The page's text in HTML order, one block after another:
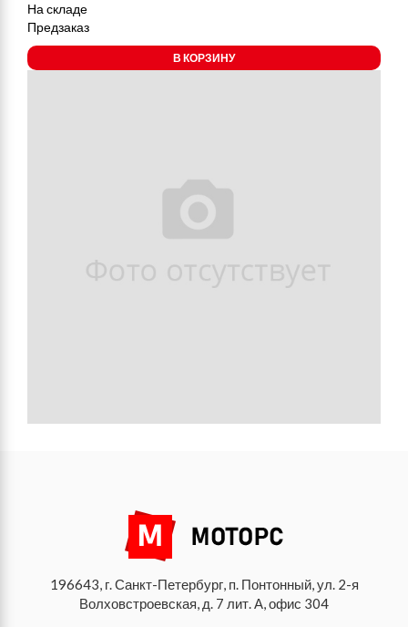
На складе
Предзаказ
В КОРЗИНУ
196643, г. Санкт-Петербург, п. Понтонный, ул. 2-я
Волховстроевская, д. 7 лит. А, офис 304